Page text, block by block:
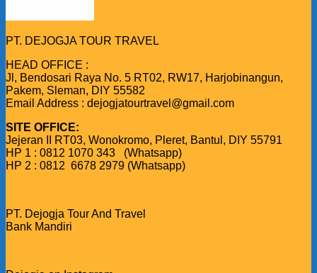
PT. DEJOGJA TOUR TRAVEL
HEAD OFFICE :
Jl, Bendosari Raya No. 5 RT02, RW17, Harjobinangun,
Pakem, Sleman, DIY 55582
Email Address : dejogjatourtravel@gmail.com
SITE OFFICE:
Jejeran II RT03, Wonokromo, Pleret, Bantul, DIY 55791
HP 1 : 0812 1070 343 (Whatsapp)
HP 2 : 0812 6678 2979 (Whatsapp)
PT. Dejogja Tour And Travel
Bank Mandiri